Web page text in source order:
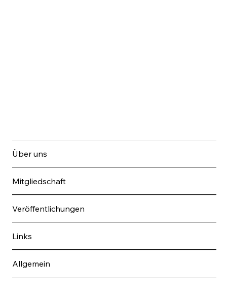
Über uns
Mitgliedschaft
Veröffentlichungen
Links
Allgemein